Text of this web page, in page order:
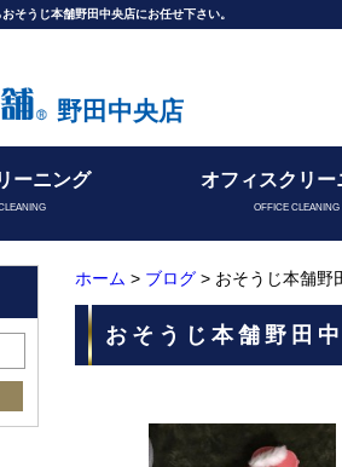
そうじ本舗野田中央店にお任せ下さい。
野田中央店
ーニング オフィスクリー
OFFICE CLEANING
ホーム > ブログ > おそうじ本舗
おそうじ本舗野田